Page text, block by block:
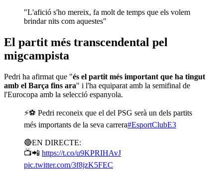
"L'afició s'ho mereix, fa molt de temps que els volem
brindar nits com aquestes"
El partit més transcendental pel
migcampista
Pedri ha afirmat que "és el partit més important que ha tingut
amb el Barça fins ara" i l'ha equiparat amb la semifinal de
l'Eurocopa amb la selecció espanyola.
⚡⚽ Pedri reconeix que el del PSG serà un dels partits
més importants de la seva carrera#EsportClubE3
🔴EN DIRECTE:
📺📲 https://t.co/u9KPRIHAvJ
pic.twitter.com/3f8jzK5FEC